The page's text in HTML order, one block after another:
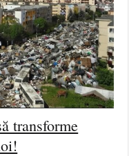
transforme